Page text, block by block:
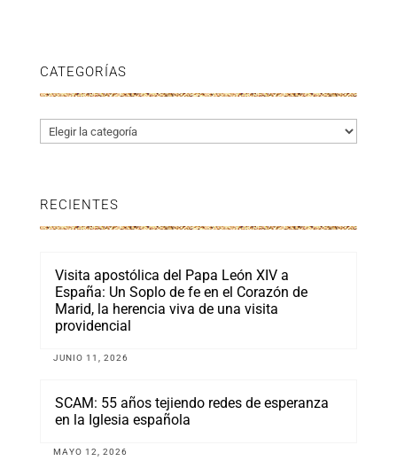
CATEGORÍAS
Categorías
RECIENTES
Visita apostólica del Papa León XIV a
España: Un Soplo de fe en el Corazón de
Marid, la herencia viva de una visita
providencial
JUNIO 11, 2026
SCAM: 55 años tejiendo redes de esperanza
en la Iglesia española
MAYO 12, 2026